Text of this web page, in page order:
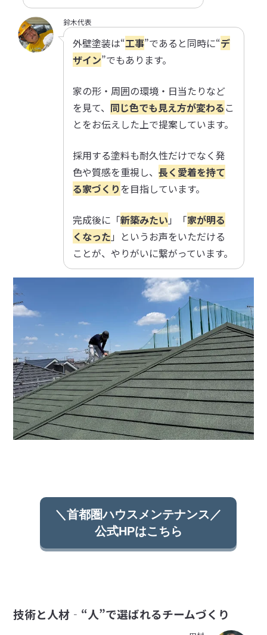
鈴木代表
外壁塗装は“工事”であると同時に“デ
ザイン”でもあります。
家の形・周囲の環境・日当たりなど
を見て、 同じ色でも見え方が変わる こ
とをお伝えした上で提案しています。
採用する塗料も耐久性だけでなく発
色や質感を重視し、長く愛着を持て
る家づくり を目指しています。
完成後に「新築みたい 」「家が明る
くなった 」というお声をいただける
ことが、やりがいに繋がっています。
＼首都圏ハウスメンテナンス／
公式HPはこちら
技術と人材‐“人”で選ばれるチームづくり